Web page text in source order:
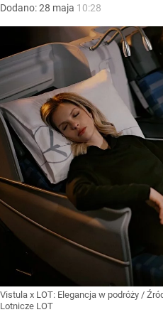
Dodano:28 maja 10:28
Vistula x LOT: Elegancja w podróży /
Lotnicze LOT